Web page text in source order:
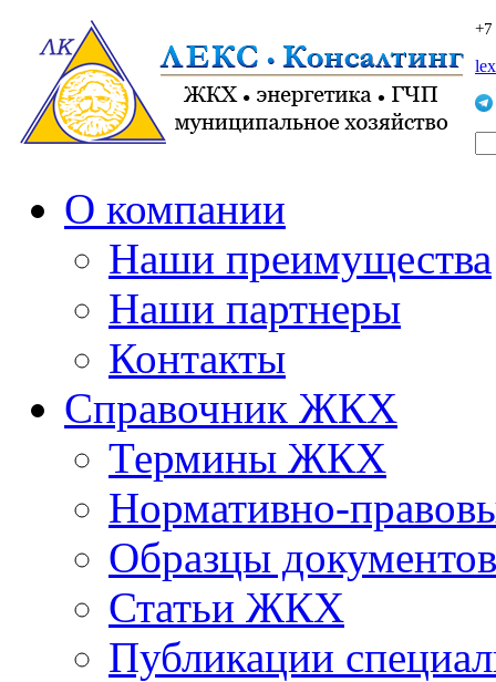
О компании
Наши преимущества
Наши партнеры
Контакты
Справочник ЖКХ
Термины ЖКХ
Нормативно-
Образцы документов
Статьи ЖКХ
Публикации